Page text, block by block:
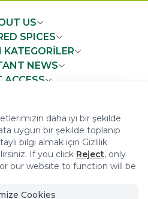
US
SPICES
KATEGORİLER
NEWS
ACCESS
ALL RIGHTS RESERVED
AJANSTEK
daha iyi bir şekilde
uygun bir şekilde toplanıp
bilgi almak için Gizlilik
If you click Reject, only
our website to function will be
Cookies